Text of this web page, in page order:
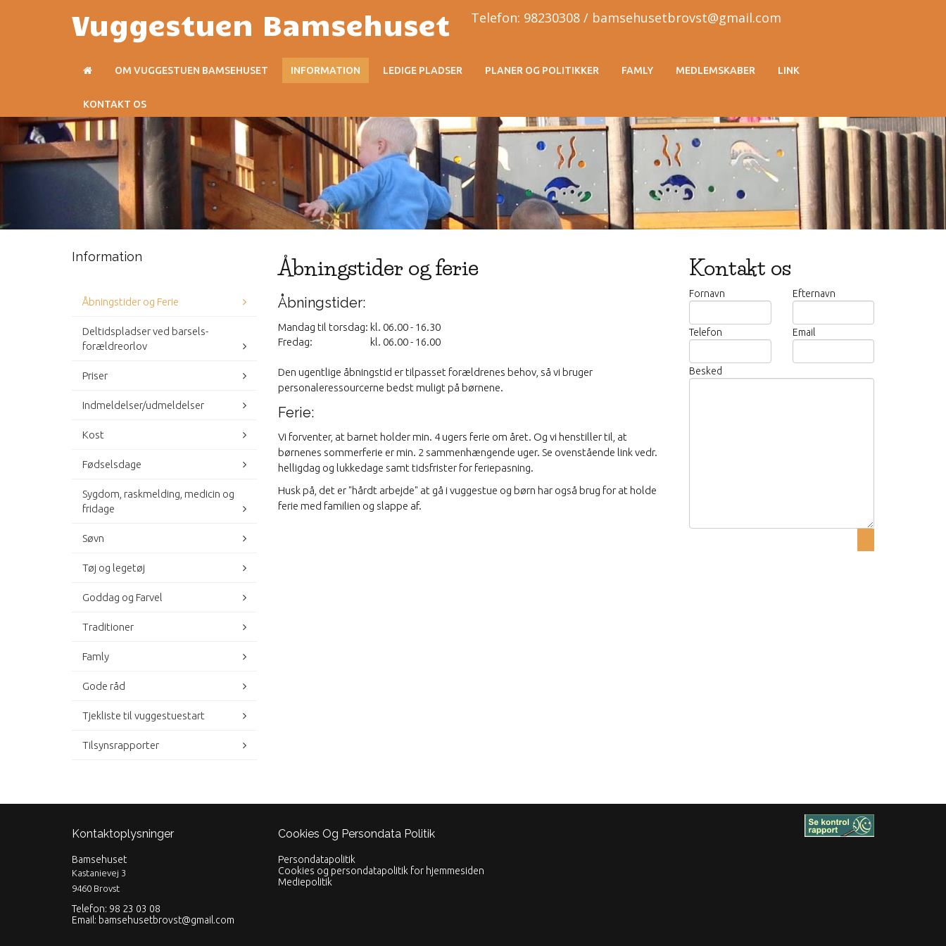
Vuggestuen Bamsehuset Telefon: 98230308 / bamsehusetbrovst@gmail.com
OM VUGGESTUEN BAMSEHUSET INFORMATION LEDIGE PLADSER PLANER OG POLITIKKER FAMLY MEDLEMSKABER LINK
KONTAKT OS
Information
Åbningstider og Ferie
Deltidspladser ved barsels-
forældreorlov
Priser
Indmeldelser/udmeldelser
Kost
Fødselsdage
Sygdom, raskmelding, medicin og
fridage
Søvn
Tøj og legetøj
Goddag og Farvel
Traditioner
Famly
Gode råd
Tjekliste til vuggestuestart
Tilsynsrapporter
Åbningstider og ferie
Åbningstider:
Mandag til torsdag: kl. 06.00 - 16.30
Fredag:
kl. 06.00 - 16.00
Den ugentlige åbningstid er tilpasset forældrenes behov, så vi bruger
personaleressourcerne bedst muligt på børnene.
Ferie:
Vi forventer, at barnet holder min. 4 ugers ferie om året. Og vi henstiller til, at
børnenes sommerferie er min. 2 sammenhængende uger. Se ovenstående link vedr.
helligdag og lukkedage samt tidsfrister for feriepasning.
Husk på, det er "hårdt arbejde" at gå i vuggestue og børn har også brug for at holde
ferie med familien og slappe af.
Kontakt os
Fornavn Efternavn
Telefon Email
Besked
Kontaktoplysninger
Bamsehuset
Kastanievej 3
9460 Brovst
Telefon: 98 23 03 08
Email: bamsehusetbrovst@gmail.com
Cookies Og Persondata Politik
Persondatapolitik
Cookies og persondatapolitik for hjemmesiden
Mediepolitik